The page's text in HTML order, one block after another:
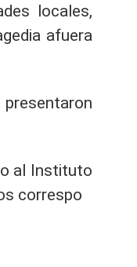
locales,
afuera
al Instituto
correspo